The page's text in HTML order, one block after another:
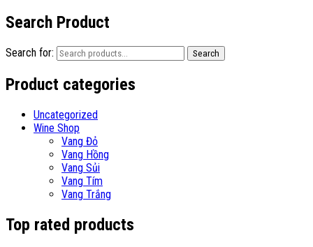
Search Product
Search for: Search
Product categories
Uncategorized
Wine Shop
Vang Đỏ
Vang Hồng
Vang Sủi
Vang Tím
Vang Trắng
Top rated products